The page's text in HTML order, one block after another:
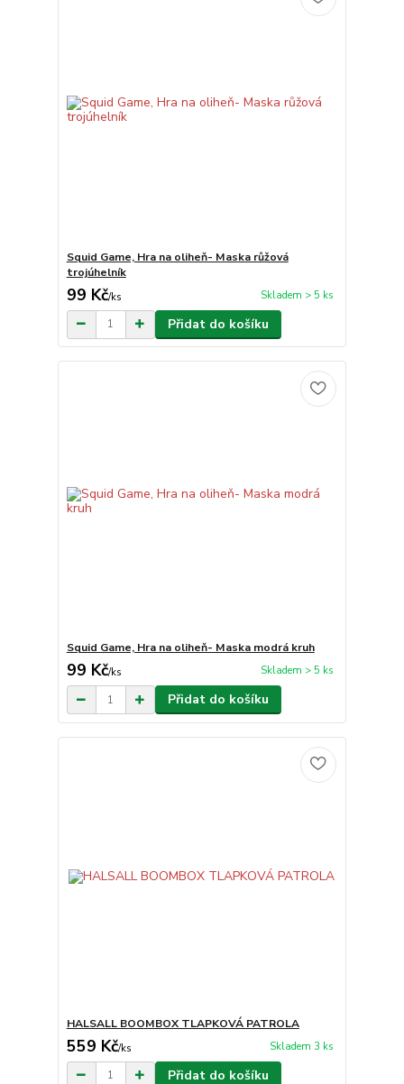
Squid Game, Hra na oliheň- Maska růžová
trojúhelník
99 Kč/ks Skladem > 5 ks
Přidat do košíku
Squid Game, Hra na oliheň- Maska modrá kruh
99 Kč/ks Skladem > 5 ks
Přidat do košíku
HALSALL BOOMBOX TLAPKOVÁ PATROLA
559 Kč/ks Skladem 3 ks
Přidat do košíku